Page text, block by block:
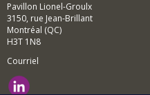
Pavillon Lionel-Groulx
3150, rue Jean-Brillant
Montréal (QC)
H3T 1N8
Courriel